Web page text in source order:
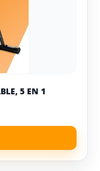
5 EN 1